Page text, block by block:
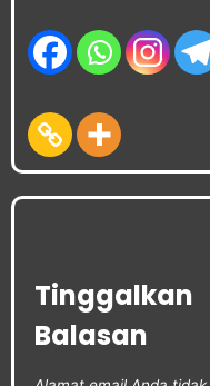
Tinggalkan
Balasan